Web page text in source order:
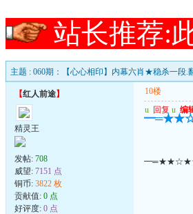
站长推荐:
主题 : 060期：【心心相印】内幕六肖★稳杀一段.
【红人前途】
精灵王
发帖: 708
威望: 7151 点
铜币: 3822 枚
贡献值: 0 点
好评度: 0 点
10楼
u 回复 u 编
━═★★☆★★